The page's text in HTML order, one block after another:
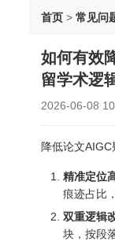
首页 > 常见问
如何有效
留学术逻
2026-06-08
降低论文
精准定位
痕迹占比
双重逻辑
块，按段